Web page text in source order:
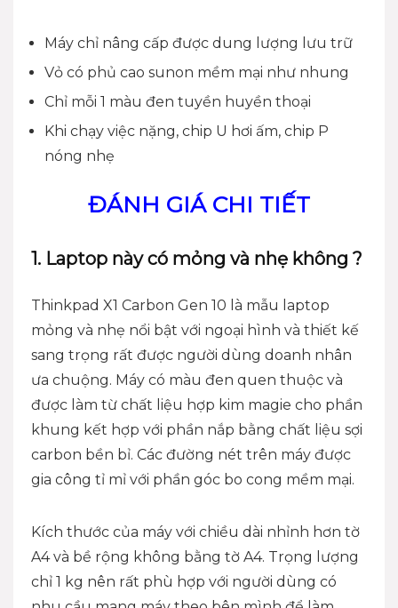
Máy chỉ nâng cấp được dung lượng lưu trữ
Vỏ có phủ cao sunon mềm mại như nhung
Chỉ mỗi 1 màu đen tuyền huyền thoại
Khi chạy việc nặng, chip U hơi ấm, chip P
nóng nhẹ
ĐÁNH GIÁ CHI TIẾT
1. Laptop này có mỏng và nhẹ không ?
Thinkpad X1 Carbon Gen 10 là mẫu laptop
mỏng và nhẹ nổi bật với ngoại hình và thiết kế
sang trọng rất được người dùng doanh nhân
ưa chuộng. Máy có màu đen quen thuộc và
được làm từ chất liệu hợp kim magie cho phần
khung kết hợp với phần nắp bằng chất liệu sợi
carbon bền bỉ. Các đường nét trên máy được
gia công tỉ mỉ với phần góc bo cong mềm mại.
Kích thước của máy với chiều dài nhỉnh hơn tờ
A4 và bề rộng không bằng tờ A4. Trọng lượng
chỉ 1 kg nên rất phù hợp với người dùng có